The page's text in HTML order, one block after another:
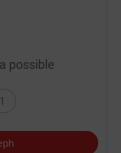
possible